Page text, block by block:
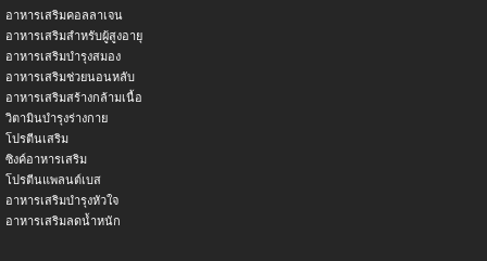
อาหารเสริมคอลลาเจน
อาหารเสริมสำหรับผู้สูงอายุ
อาหารเสริมบำรุงสมอง
อาหารเสริมช่วยนอนหลับ
อาหารเสริมสร้างกล้ามเนื้อ
วิตามินบำรุงร่างกาย
โปรตีนเสริม
ซิงค์อาหารเสริม
โปรตีนแพลนต์เบส
อาหารเสริมบำรุงหัวใจ
อาหารเสริมลดน้ำหนัก